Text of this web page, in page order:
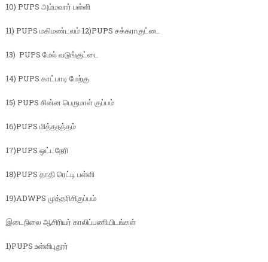
10) PUPS அம்மவார் பள்ளி
11) ‌PUPS மகிமண்டலம் 12)PUPS ‌சக்கராகுட்டை
13) ‌‌ PUPS மேல் வடுங்குட்டை
14) PUPS காட்பாடி மேற்கு
15) ‌‌PUPS சின்ன பெருமாள் குப்பம்
16)PUPS மித்தநத்தம்
17)PUPS ஒட்டநேரி
18)PUPS தாதி ரெட்டி பள்ளி
19)ADWPS முத்தரிசிகுப்பம்
இடைநிலை ஆசிரியர் காலிப்பணியிடங்கள்
1)PUPS உள்ளிபுதூர்